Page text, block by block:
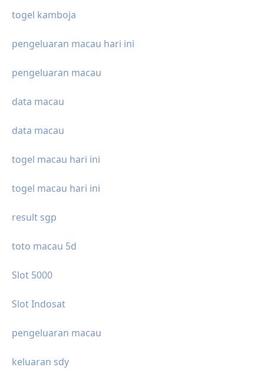
togel kamboja
pengeluaran macau hari ini
pengeluaran macau
data macau
data macau
togel macau hari ini
togel macau hari ini
result sgp
toto macau 5d
Slot 5000
Slot Indosat
pengeluaran macau
keluaran sdy